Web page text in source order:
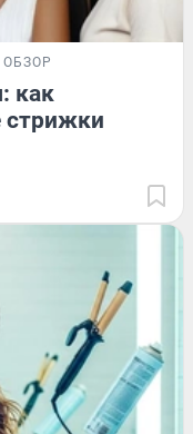
ОБЗОР
как